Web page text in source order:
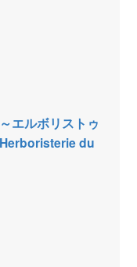
エルボリストゥ
du